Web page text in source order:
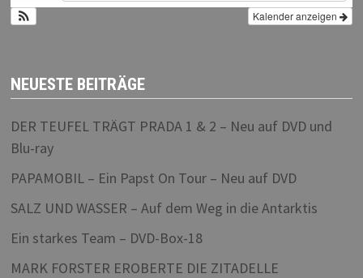
Kalender anzeigen
NEUESTE BEITRÄGE
DER TEUFEL TRÄGT PRADA 1 & 2 – Neu auf DVD und
Blu-ray
PAPAMOBIL – Ein Papst On Tour – Neu auf DVD
SALZ UND WASSER – Auf dem Weg in die Antarktis
Ein starkes Team – DVD-Box-18
MARK FORSTER EROBERTE DIE ZITADELLE